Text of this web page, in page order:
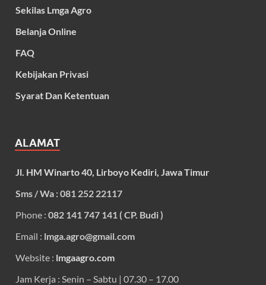
Sekilas Lmga Agro
Belanja Online
FAQ
Kebijakan Privasi
Syarat Dan Ketentuan
ALAMAT
Jl. HM Winarto 40, Lirboyo Kediri, Jawa Timur
Sms / Wa : 081 252 22117
Phone : 082 141 747 141 ( CP. Budi )
Email : lmga.agro@gmail.com
Website : lmgaagro.com
Jam Kerja : Senin – Sabtu | 07.30 – 17.00